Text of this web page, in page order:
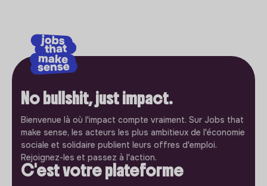
No bullshit, just impact.
Bienvenue là où l'impact compte vraiment. Sur Jobs that
make sense, les acteurs les plus ambitieux de l'économie
sociale et solidaire publient leurs offres d'emploi.
Rejoignez-les et passez à l'action.
C'est votre plateforme